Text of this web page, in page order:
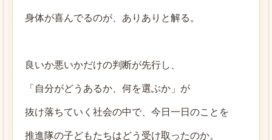
身体が喜んでるのが、ありありと解る。
良いか悪いかだけの判断が先行し、
「自分がどうあるか、何を選ぶか」が
抜け落ちていく社会の中で、今日一日のことを
推進隊の子どもたちはどう受け取ったのか。